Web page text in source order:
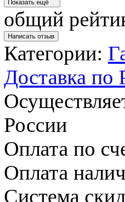
Показать ещё
общий
Написать отзыв
Категории:
Доставка по
России
Оплата по
Оплата
Система